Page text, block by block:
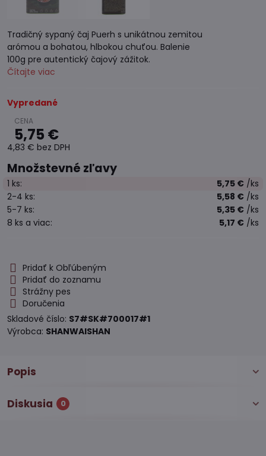
Tradičný sypaný čaj Puerh s unikátnou zemitou
arómou a bohatou, hlbokou chuťou. Balenie
100g pre autentický čajový zážitok.
Čítajte viac
Vypredané
5,75 €
4,83 € bez DPH
Množstevné zľavy
1 ks: 5,75 € /ks
2-4 ks: 5,58 € /ks
5-7 ks: 5,35 € /ks
8 ks a viac: 5,17 € /ks
Pridať k Obľúbeným
Pridať do zoznamu
Strážny pes
Doručenia
Skladové číslo: S7#SK#700017#1
Výrobca: SHANWAISHAN
Popis
Diskusia 0